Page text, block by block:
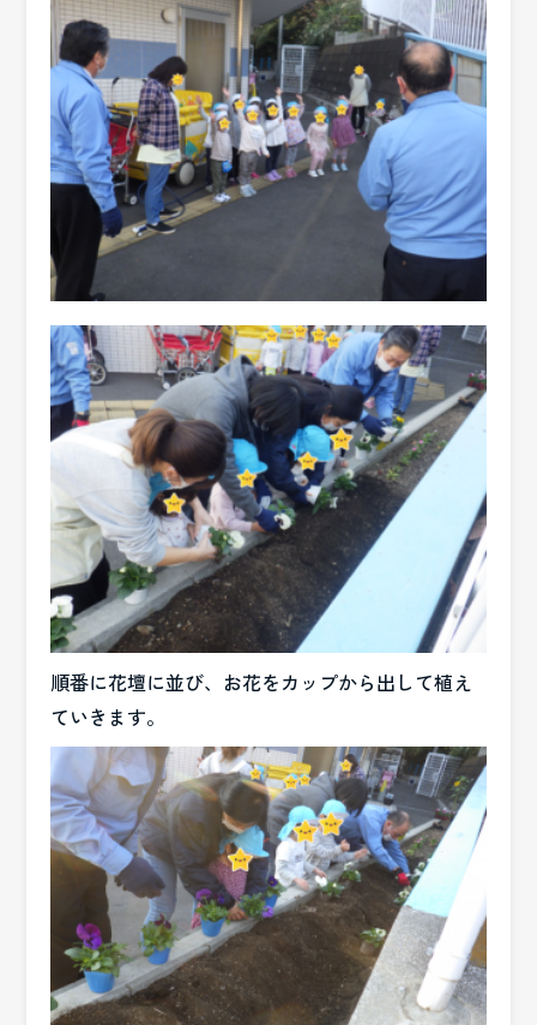
順番に花壇に並び、お花をカップから出して植え
ていきます。